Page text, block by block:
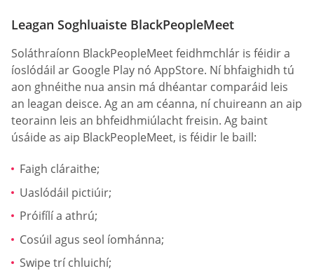
Leagan Soghluaiste BlackPeopleMeet
Soláthraíonn BlackPeopleMeet feidhmchlár is féidir a
íoslódáil ar Google Play nó AppStore. Ní bhfaighidh tú
aon ghnéithe nua ansin má dhéantar comparáid leis
an leagan deisce. Ag an am céanna, ní chuireann an aip
teorainn leis an bhfeidhmiúlacht freisin. Ag baint
úsáide as aip BlackPeopleMeet, is féidir le baill:
Faigh cláraithe;
Uaslódáil pictiúir;
Próifílí a athrú;
Cosúil agus seol íomhánna;
Swipe trí chluichí;